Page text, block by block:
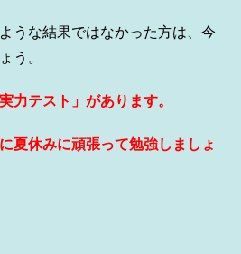
うな結果ではなかった方は、今
う。
力テスト」があります。
夏休みに頑張って勉強しましょ